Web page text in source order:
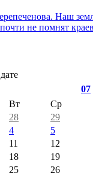
07
Вт Ср
28 29
4 5
11 12
18 19
25 26